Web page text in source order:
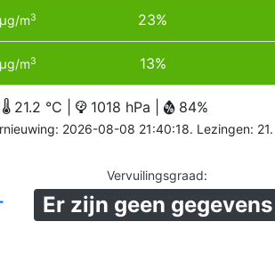
µg/m3 23%
µg/m3 13%
21.2 °C | 1018 hPa | 84%
2026-08-08 21:40:18. Lezingen: 21.
Vervuilingsgraad:
Er zijn geen gegevens